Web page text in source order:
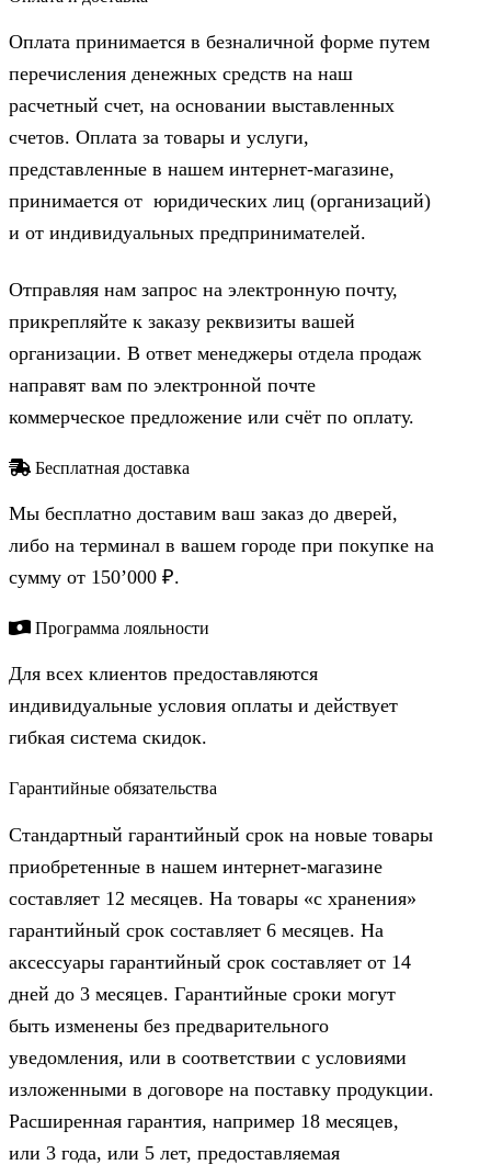
Оплата принимается в безналичной форме путем
перечисления денежных средств на наш
расчетный счет, на основании выставленных
счетов. Оплата за товары и услуги,
представленные в нашем интернет-магазине,
принимается от юридических лиц (организаций)
и от индивидуальных предпринимателей.
Отправляя нам запрос на электронную почту,
прикрепляйте к заказу реквизиты вашей
организации. В ответ менеджеры отдела продаж
направят вам по электронной почте
коммерческое предложение или счёт по оплату.
Бесплатная доставка
Мы бесплатно доставим ваш заказ до дверей,
либо на терминал в вашем городе при покупке на
сумму от 150’000 ₽.
Программа лояльности
Для всех клиентов предоставляются
индивидуальные условия оплаты и действует
гибкая система скидок.
Гарантийные обязательства
Стандартный гарантийный срок на новые товары
приобретенные в нашем интернет-магазине
составляет 12 месяцев. На товары «с хранения»
гарантийный срок составляет 6 месяцев. На
аксессуары гарантийный срок составляет от 14
дней до 3 месяцев. Гарантийные сроки могут
быть изменены без предварительного
уведомления, или в соответствии с условиями
изложенными в договоре на поставку продукции.
Расширенная гарантия, например 18 месяцев,
или 3 года, или 5 лет, предоставляемая